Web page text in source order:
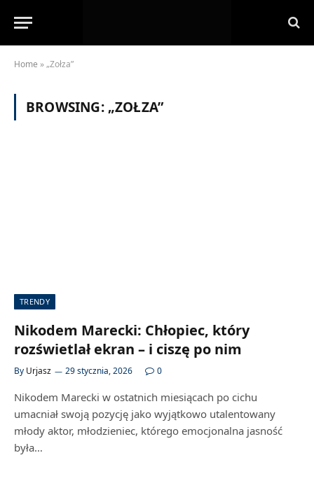
Home »„Zołza”
BROWSING: „ZOŁZA”
TRENDY
Nikodem Marecki: Chłopiec, który
rozświetlał ekran – i ciszę po nim
By Urjasz 29 stycznia, 2026 0
Nikodem Marecki w ostatnich miesiącach po cichu
umacniał swoją pozycję jako wyjątkowo utalentowany
młody aktor, młodzieniec, którego emocjonalna jasność
była…